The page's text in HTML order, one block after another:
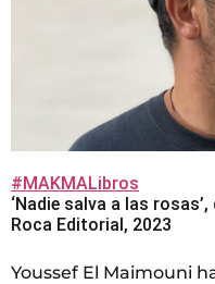
#MAKMALibros
‘Nadie salva a las
Roca Editorial, 2023
Youssef El Maimouni